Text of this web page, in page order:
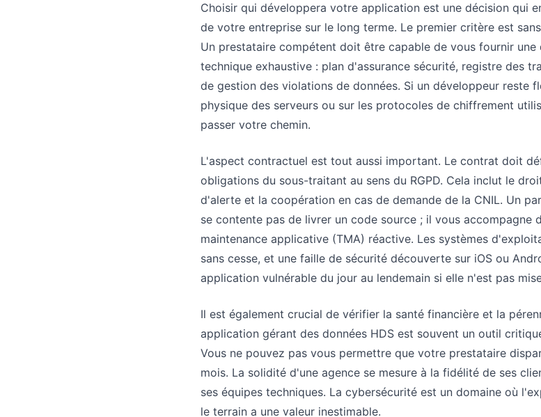
Choisir qui développera votre application est une décision qui
de votre entreprise sur le long terme. Le premier critère est
Un prestataire compétent doit être capable de vous fournir une
technique exhaustive : plan d'assurance sécurité, registre des
de gestion des violations de données. Si un développeur reste
physique des serveurs ou sur les protocoles de chiffrement
passer votre chemin.
L'aspect contractuel est tout aussi important. Le contrat doit
obligations du sous-traitant au sens du RGPD. Cela inclut le
d'alerte et la coopération en cas de demande de la CNIL. Un
se contente pas de livrer un code source ; il vous accompagne
maintenance applicative (TMA) réactive. Les systèmes
sans cesse, et une faille de sécurité découverte sur iOS ou
application vulnérable du jour au lendemain si elle n'est pas
Il est également crucial de vérifier la santé financière et la
application gérant des données HDS est souvent un outil
Vous ne pouvez pas vous permettre que votre prestataire
mois. La solidité d'une agence se mesure à la fidélité de ses
ses équipes techniques. La cybersécurité est un domaine où
le terrain a une valeur inestimable.